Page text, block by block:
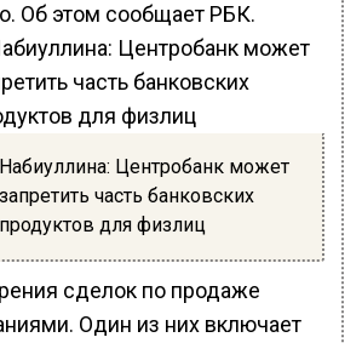
Об этом сообщает РБК.
Набиуллина: Центробанк может
запретить часть банковских
продуктов для физлиц
сделок по продаже
Один из них включает